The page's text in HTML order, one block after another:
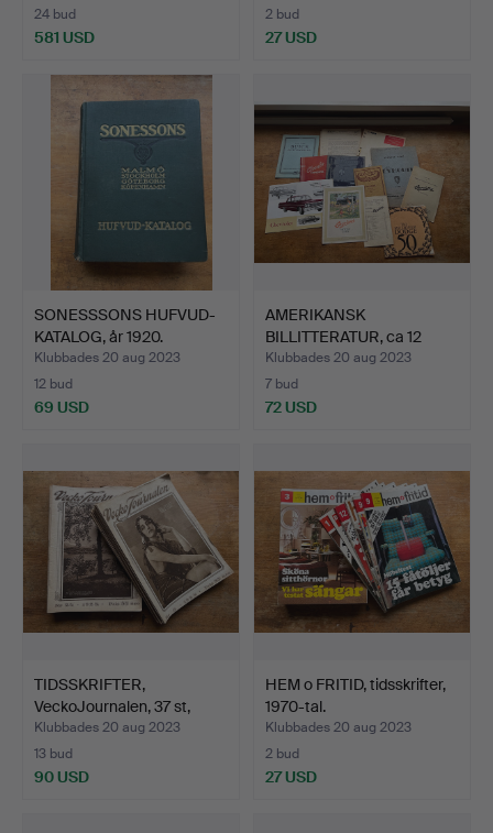
24 bud
581 USD
2 bud
27 USD
SONESSSONS HUFVUD-
KATALOG, år 1920.
Klubbades 20 aug 2023
12 bud
69 USD
AMERIKANSK
BILLITTERATUR, ca 12
delar, på …
Klubbades 20 aug 2023
7 bud
72 USD
TIDSSKRIFTER,
VeckoJournalen, 37 st,
1920-…
Klubbades 20 aug 2023
13 bud
90 USD
HEM o FRITID, tidsskrifter,
1970-tal.
Klubbades 20 aug 2023
2 bud
27 USD